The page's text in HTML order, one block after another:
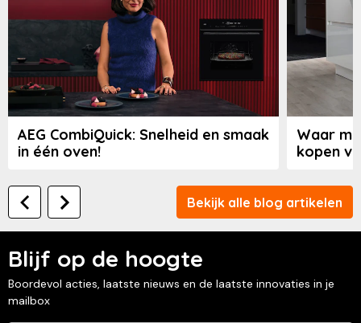
AEG CombiQuick: Snelheid en smaak
in één oven!
Waar
kopen
Bekijk alle blog artikelen
Blijf op de hoogte
Boordevol acties, laatste nieuws en de laatste innovaties in je
mailbox